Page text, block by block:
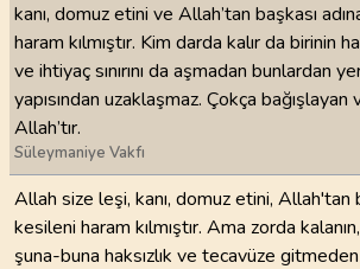
kanı, domuz etini ve Allah’tan başkası
haram kılmıştır. Kim darda kalır da birinin
ve ihtiyaç sınırını da aşmadan bunlardan
yapısından uzaklaşmaz. Çokça
Allah’tır.
Süleymaniye Vakfı
Allah size leşi, kanı, domuz etini, Allah'tan
kesileni haram kılmıştır. Ama zorda kalanın,
şuna-buna haksızlık ve tecavüze